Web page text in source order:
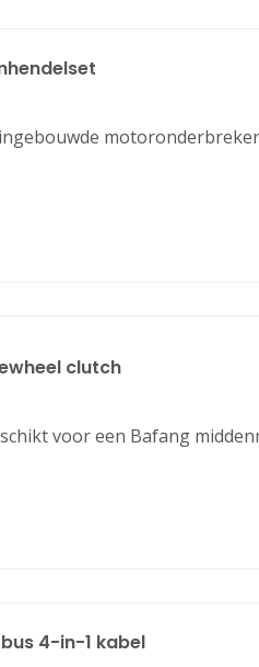
clutch
voor een Bafang
4-in-1 kabel